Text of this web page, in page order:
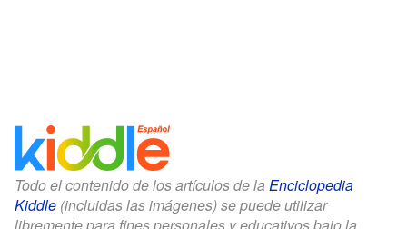
Todo el contenido de los artículos de la Enciclopedia
Kiddle (incluidas las imágenes) se puede utilizar
libremente para fines personales y educativos bajo la